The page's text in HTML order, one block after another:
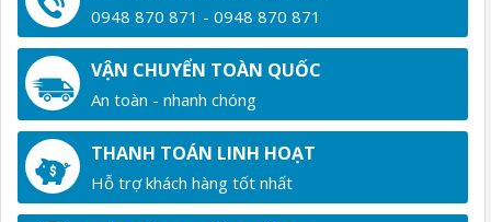
0948 870 871 - 0948 870 871
VẬN CHUYỂN TOÀN QUỐC
An toàn - nhanh chóng
THANH TOÁN LINH HOẠT
Hỗ trợ khách hàng tốt nhất